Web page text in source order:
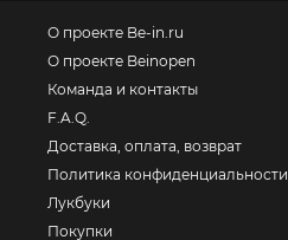
О проекте Be-in.ru
О проекте Beinopen
Команда и контакты
F.A.Q.
Доставка, оплата, возврат
Политика конфиденциальности
Лукбуки
Покупки